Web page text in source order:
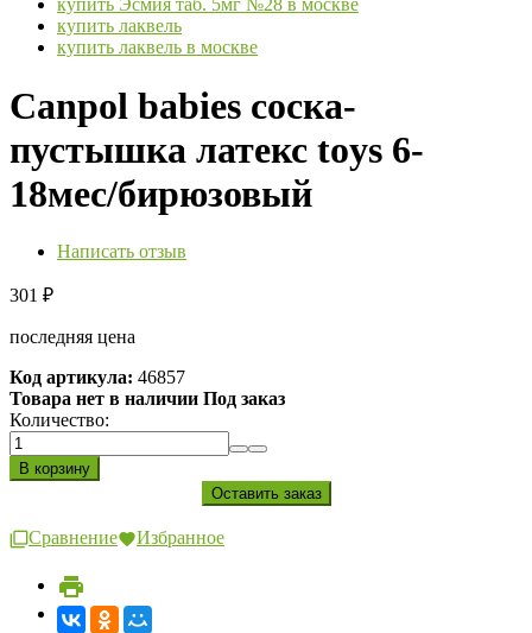
купить Эсмия таб. 5мг №28 в москве
купить лаквель
купить лаквель в москве
Canpol babies соска-
пустышка латекс toys 6-
18мес/бирюзовый
Написать отзыв
301 ₽
последняя цена
Код артикула: 46857
Товара нет в наличии Под заказ
Количество:
Сравнение Избранное